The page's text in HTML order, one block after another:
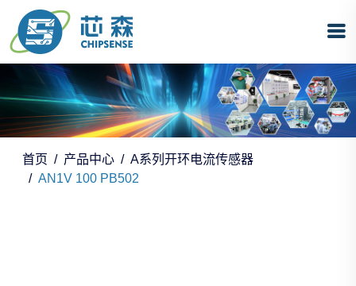
首页 产品中心
A系列开环电流传感器
AN1V 100 PB502